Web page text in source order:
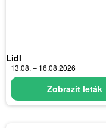
Lidl
13.08. – 16.08.2026
Zobrazit leták